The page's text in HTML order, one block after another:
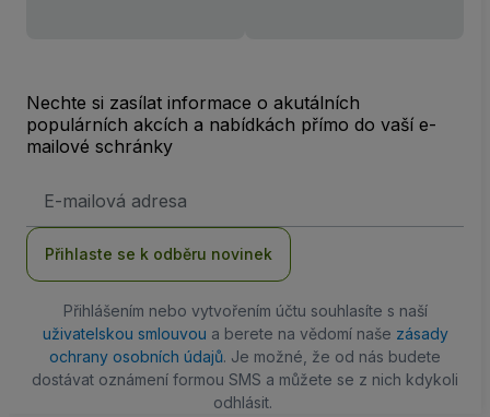
Nechte si zasílat informace o akutálních
populárních akcích a nabídkách přímo do vaší e-
mailové schránky
adresa
Přihlaste se k odběru novinek
Přihlášením nebo vytvořením účtu souhlasíte s naší
uživatelskou smlouvou a berete na vědomí naše zásady
ochrany osobních údajů. Je možné, že od nás budete
dostávat oznámení formou SMS a můžete se z nich kdykoli
odhlásit.